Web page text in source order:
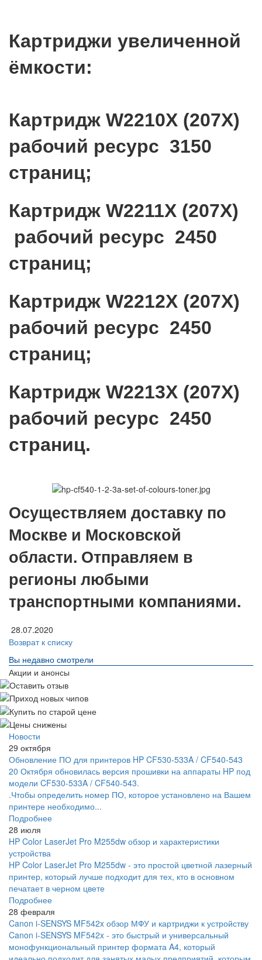
Картриджи увеличенной
ёмкости:
Картридж W2210X (207X)
рабочий ресурс 3150
страниц;
Картридж W2211X (207X)
рабочий ресурс 2450
страниц;
Картридж W2212X (207X)
рабочий ресурс 2450
страниц;
Картридж W2213X (207X)
рабочий ресурс 2450
страниц.
Осуществляем доставку по
Москве и Московской
области. Отправляем в
регионы любыми
транспортными компаниями.
28.07.2020
Возврат к списку
Вы недавно смотрели
Акции и анонсы
Новости
29 октября
Обновление ПО для принтеров HP CF530-533A / CF540-543
20 Октября обновилась версия прошивки на аппараты HP под
модели CF530-533A / CF540-543.
.Чтобы определить номер ПО, которое установлено на Вашем
принтере необходимо...
Подробнее
28 июля
HP Color LaserJet Pro M255dw обзор и характеристики
устройства
HP Color LaserJet Pro M255dw - это простой цветной лазерный
принтер, который лучше подходит для тех, кто в основном
печатает в черном цвете
Подробнее
28 февраля
Canon i-SENSYS MF542x обзор МФУ и картриджи к устройству
Canon i-SENSYS MF542x - это быстрый и универсальный
монофункциональный принтер формата A4, который